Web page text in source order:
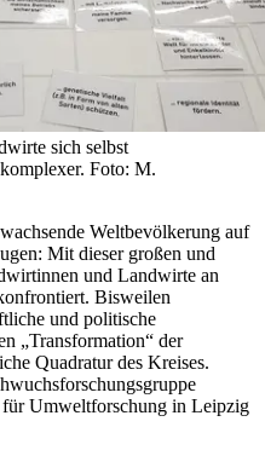
sich selbst
Foto: M.
Weltbevölkerung auf
Mit dieser großen und
und Landwirte an
Bisweilen
und politische
„Transformation“ der
Quadratur des Kreises.
Umweltforschung in Leipzig